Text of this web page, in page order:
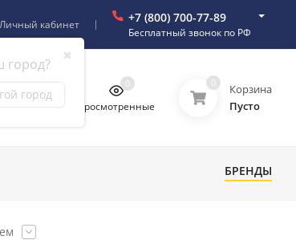
✖
город?
город
Личный кабинет +7 (800) 700-77-89
Бесплатный звонок по РФ
Просмотренные
0 0
Корзина
Пусто
БРЕНДЫ